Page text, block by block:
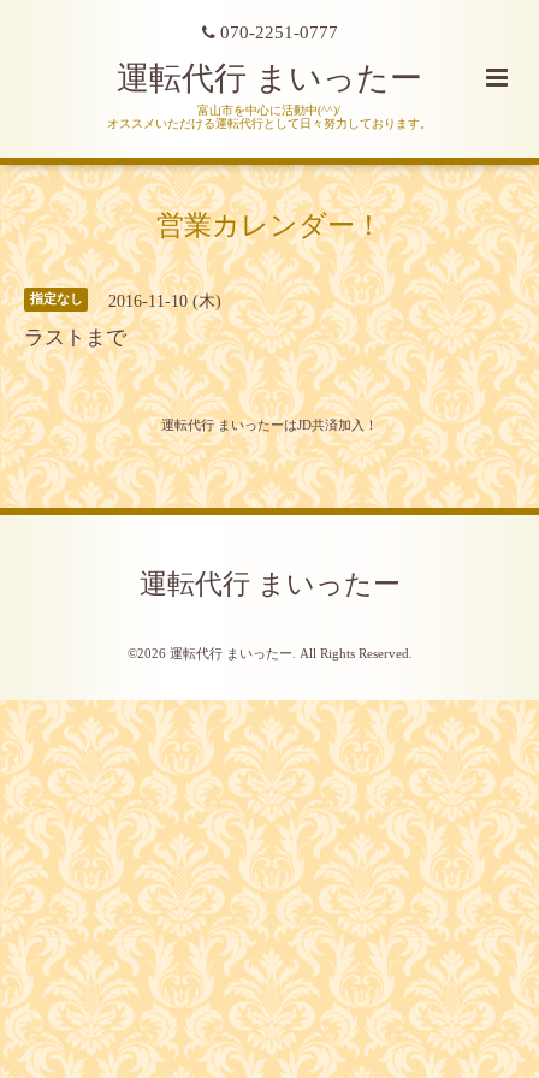
070-2251-0777
運転代行 まいったー
富山市を中心に活動中(^^)/
オススメいただける運転代行として日々努力しております。
営業カレンダー！
指定なし 2016-11-10 (木)
ラストまで
運転代行 まいったーはJD共済加入！
運転代行 まいったー
©2026 運転代行 まいったー . All Rights Reserved.